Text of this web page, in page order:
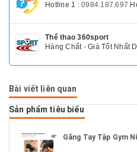
Hotline 1 : 0984.187.697
Thể thao 360sport
Hàng Chất - Giá Tốt Nhất
Bài viết liên quan
Sản phẩm tiêu biểu
Găng Tay Tập Gym